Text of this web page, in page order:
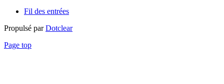
Fil des entrées
Propulsé parDotclear
Page top